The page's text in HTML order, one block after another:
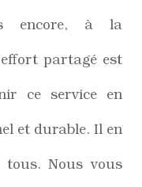
encore, à la
partagé est
ce service en
et durable. Il en
Nous vous